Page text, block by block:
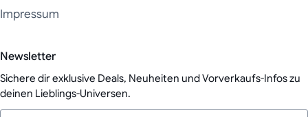
Impressum
Newsletter
Sichere dir exklusive Deals, Neuheiten und Vorverkaufs-Infos zu
deinen Lieblings-Universen.